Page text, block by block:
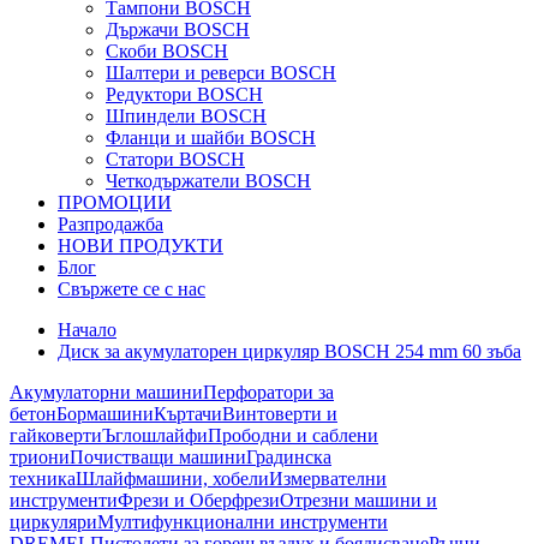
Тампони BOSCH
Държачи BOSCH
Скоби BOSCH
Шалтери и реверси BOSCH
Редуктори BOSCH
Шпиндели BOSCH
Фланци и шайби BOSCH
Статори BOSCH
Четкодържатели BOSCH
ПРОМОЦИИ
Разпродажба
НОВИ ПРОДУКТИ
Блог
Свържете се с нас
Начало
Диск за акумулаторен циркуляр BOSCH 254 mm 60 зъба
Акумулаторни машиниПерфоратори за
бетонБормашиниКъртачиВинтоверти и
гайковертиЪглошлайфиПрободни и саблени
триониПочистващи машиниГрадинска
техникаШлайфмашини, хобелиИзмервателни
инструментиФрези и ОберфрезиОтрезни машини и
циркуляриМултифункционални инструменти